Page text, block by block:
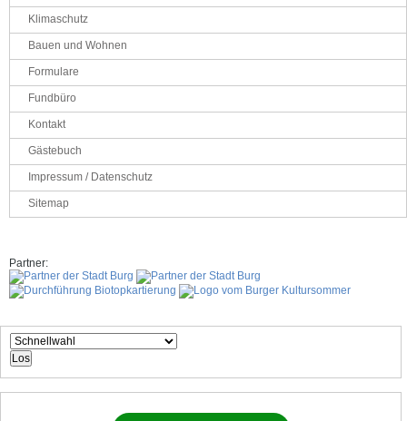
Klimaschutz
Bauen und Wohnen
Formulare
Fundbüro
Kontakt
Gästebuch
Impressum / Datenschutz
Sitemap
Partner:
Los